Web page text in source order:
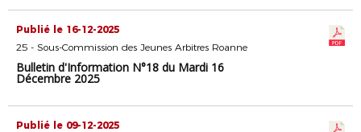
Publié le 16-12-2025
25 - Sous-Commission des Jeunes Arbitres Roanne
Bulletin d'Information N°18 du Mardi 16
Décembre 2025
Publié le 09-12-2025